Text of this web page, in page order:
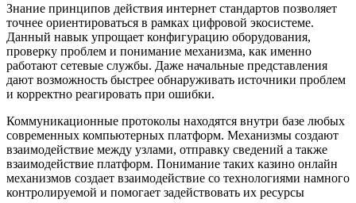
Знание принципов действия интернет стандартов позволяет
точнее ориентироваться в рамках цифровой экосистеме.
Данный навык упрощает конфигурацию оборудования,
проверку проблем и понимание механизма, как именно
работают сетевые службы. Даже начальные представления
дают возможность быстрее обнаруживать источники проблем
и корректно реагировать при ошибки.
Коммуникационные протоколы находятся внутри базе любых
современных компьютерных платформ. Механизмы создают
взаимодействие между узлами, отправку сведений а также
взаимодействие платформ. Понимание таких казино онлайн
механизмов создает взаимодействие со технологиями намного
контролируемой и помогает задействовать их ресурсы